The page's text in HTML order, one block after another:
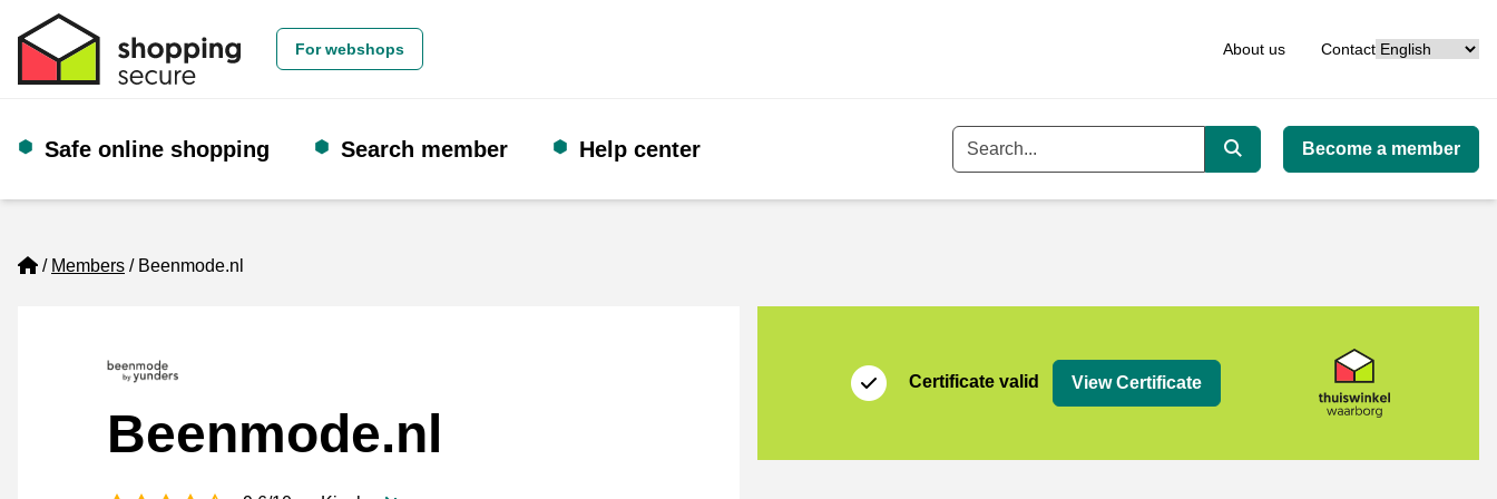
For webshops About us ContactLanguage
Safe online shopping Search member Help center Keyword
Search
Become a member
Home
Members Beenmode.nl
Beenmode.nl
Certificate valid View Certificate